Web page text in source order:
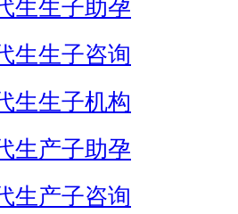
生生子助孕
生生子咨询
生生子机构
生产子助孕
生产子咨询